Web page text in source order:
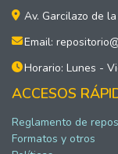
Av. Garcilazo de
Email:
Horario: Lunes -
ACCESOS
Reglamento de
Formatos y otros